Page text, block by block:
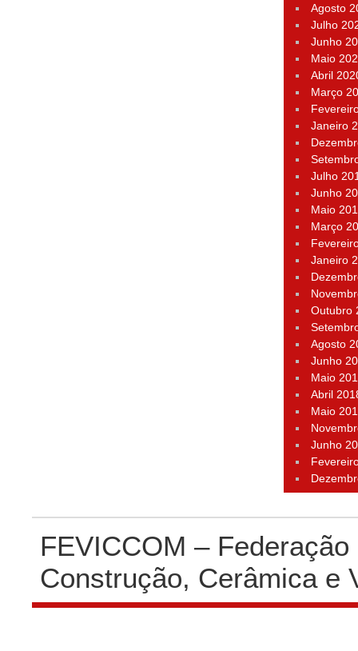
Agosto
Julho
Junho
Maio
Abril
Março
Janeiro
Julho
Junho
Maio
Março
Janeiro
Outubro
Agosto
Junho
Maio
Abril
Maio
Junho
FEVICCOM –
Construção, Cerâmica e